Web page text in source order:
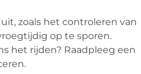
zoals het controleren van
op te sporen.
het rijden? Raadpleeg een